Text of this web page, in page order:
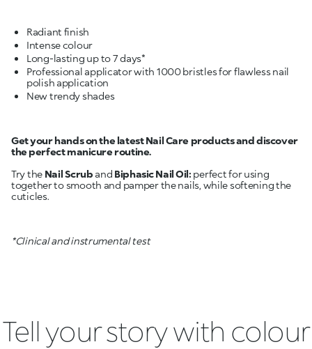
Radiant finish
Professional applicator with 1000 bristles for flawless nail
New trendy shades
Get your hands on the latest Nail Care products and discover
the perfect manicure routine.
Try the Nail Scrub and Biphasic Nail Oil: perfect for using
together to smooth and pamper the nails, while softening the
cuticles.
*Clinical and instrumental test
Tell your story with colour